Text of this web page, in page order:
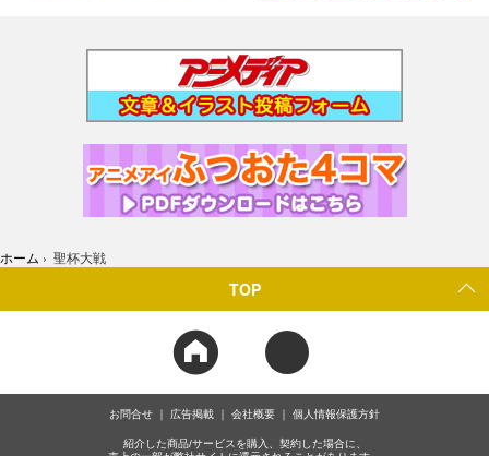
ホーム › 聖杯大戦
TOP
お問合せ 広告掲載 会社概要 個人情報保護方針
紹介した商品/サービスを購入、契約した場合に、